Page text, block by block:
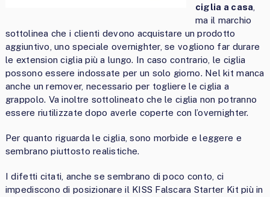
ciglia a casa,
ma il marchio
sottolinea che i clienti devono acquistare un prodotto
aggiuntivo, uno speciale overnighter, se vogliono far durare
le extension ciglia più a lungo. In caso contrario, le ciglia
possono essere indossate per un solo giorno. Nel kit manca
anche un remover, necessario per togliere le ciglia a
grappolo. Va inoltre sottolineato che le ciglia non potranno
essere riutilizzate dopo averle coperte con l’overnighter.
Per quanto riguarda le ciglia, sono morbide e leggere e
sembrano piuttosto realistiche.
I difetti citati, anche se sembrano di poco conto, ci
impediscono di posizionare il KISS Falscara Starter Kit più in